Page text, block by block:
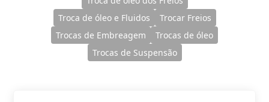
Troca de óleo e Fluidos
Trocar Freios
Trocas de Embreagem
Trocas de óleo
Trocas de Suspensão